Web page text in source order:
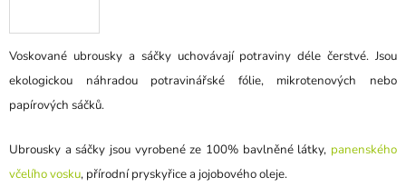
Voskované ubrousky a sáčky uchovávají potraviny déle čerstvé. Jsou
ekologickou náhradou potravinářské fólie, mikrotenových nebo
papírových sáčků.
Ubrousky a sáčky jsou vyrobené ze 100% bavlněné látky, panenského
včelího vosku, přírodní pryskyřice a jojobového oleje.